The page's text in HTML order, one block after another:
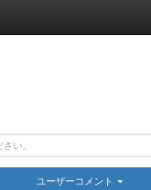
ユーザーコメント